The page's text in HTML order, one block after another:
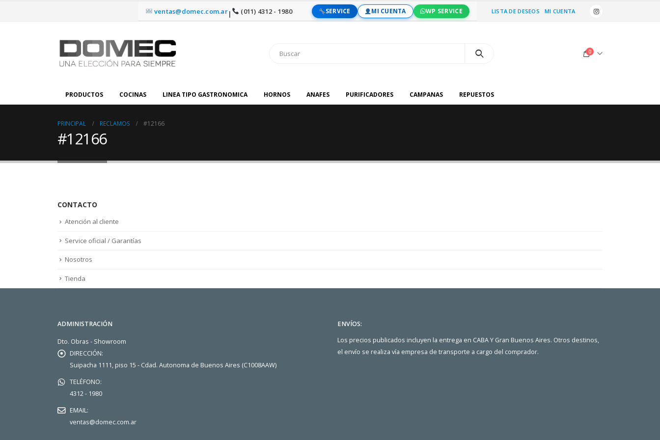
ventas@domec.com.ar| (011) 4312 - 1980 SERVICE MI CUENTA WP SERVICE LISTA DE DESEOS MI CUENTA
0
PRODUCTOS COCINAS LINEA TIPO GASTRONOMICA HORNOS ANAFES PURIFICADORES CAMPANAS REPUESTOS
PRINCIPAL RECLAMOS #12166
#12166
CONTACTO
Atención al cliente
Service oficial / Garantías
Nosotros
Tienda
ADMINISTRACIÓN
Dto. Obras - Showroom
DIRECCIÓN:
Suipacha 1111, piso 15 - Cdad. Autonoma de Buenos Aires (C1008AAW)
TELÉFONO:
4312 - 1980
EMAIL:
ventas@domec.com.ar
ENVÍOS:
Los precios publicados incluyen la entrega en CABA Y Gran Buenos Aires. Otros destinos,
el envío se realiza vía empresa de transporte a cargo del comprador.